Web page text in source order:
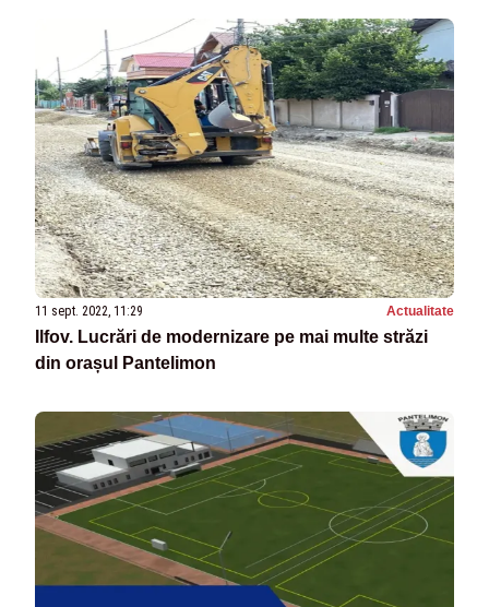
11 sept. 2022, 11:29 Actualitate
Ilfov. Lucrări de modernizare pe mai multe străzi
din orașul Pantelimon